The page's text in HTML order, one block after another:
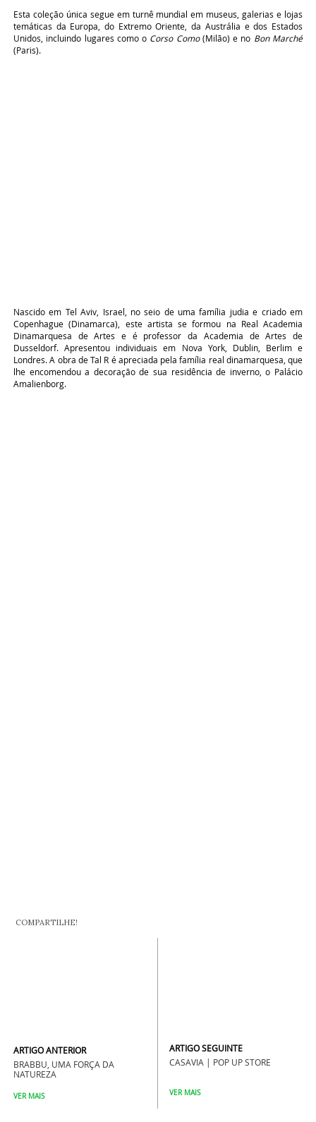
Esta coleção única segue em turnê mundial em museus, galerias e lojas
temáticas da Europa, do Extremo Oriente, da Austrália e dos Estados
Unidos, incluindo lugares como o Corso Como(Milão) e no Bon Marché
(Paris).
Nascido em Tel Aviv, Israel, no seio de uma família judia e criado em
Copenhague (Dinamarca), este artista se formou na Real Academia
Dinamarquesa de Artes e é professor da Academia de Artes de
Dusseldorf. Apresentou individuais em Nova York, Dublin, Berlim e
Londres. A obra de Tal R é apreciada pela família real dinamarquesa, que
lhe encomendou a decoração de sua residência de inverno, o Palácio
Amalienborg.
COMPARTILHE!
ARTIGO ANTERIOR
BRABBU, UMA FORÇA DA
NATUREZA
VER MAIS
ARTIGO SEGUINTE
CASAVIA | POP UP STORE
VER MAIS